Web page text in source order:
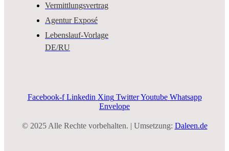
Vermittlungsvertrag
Agentur Exposé
Lebenslauf-Vorlage
DE/RU
Facebook-f Linkedin Xing Twitter Youtube Whatsapp
Envelope
© 2025 Alle Rechte vorbehalten. | Umsetzung: Daleen.de